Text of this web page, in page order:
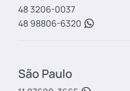
48 3206-0037
48 98806-6320
São Paulo